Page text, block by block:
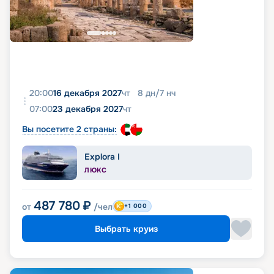
20:0016 декабря 2027чт 8 дн/7 нч
07:0023 декабря 2027чт
Вы посетите 2 страны:
Explora I
ЛЮКС
от 487 780 ₽ /чел +1 000
Выбрать круиз